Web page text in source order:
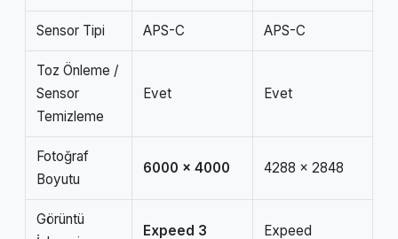
Sensor Tipi APS-C APS-C
Toz Önleme /
Sensor
Temizleme
Evet Evet
Fotoğraf
Boyutu
6000 x 4000 4288 x 2848
Görüntü
Expeed 3 Expeed